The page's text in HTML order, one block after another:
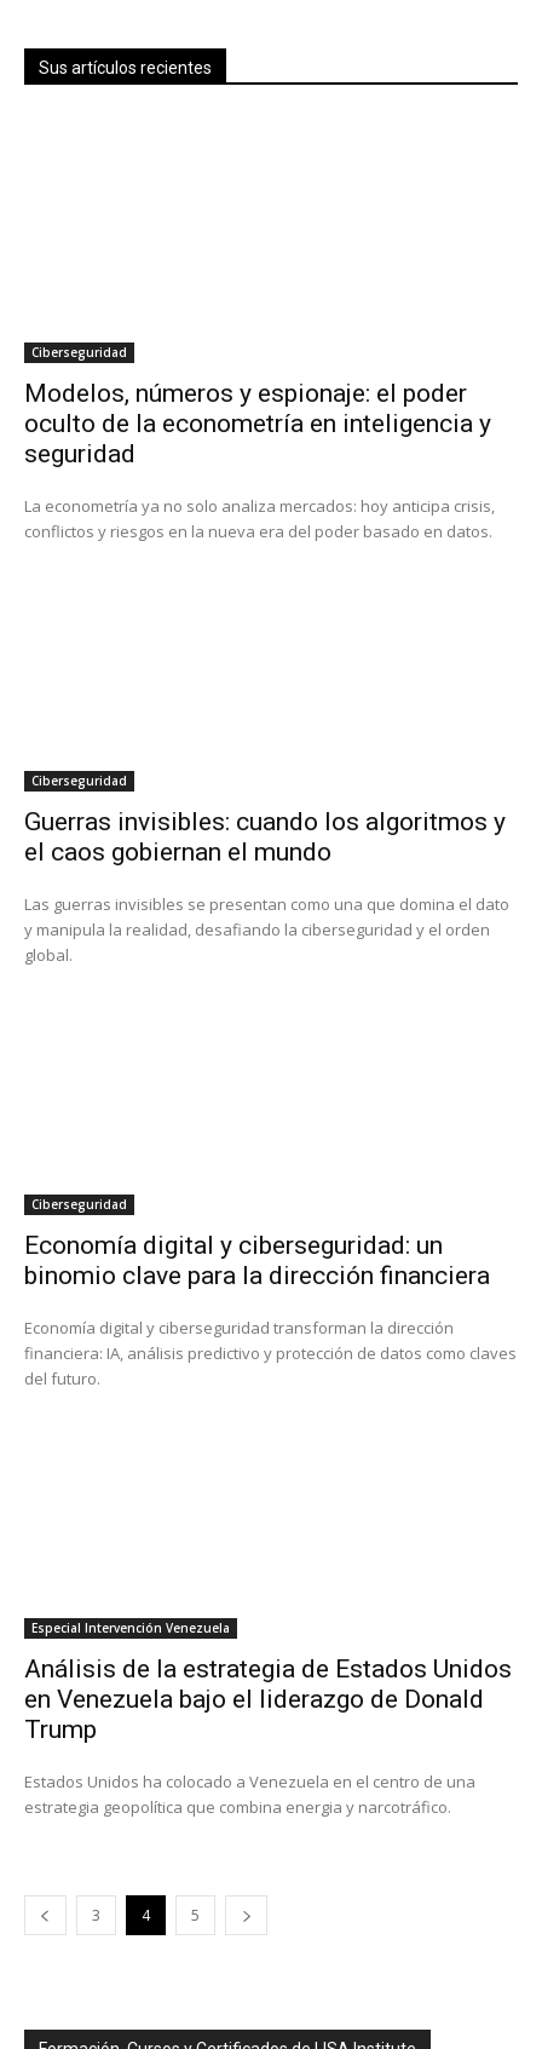
Sus artículos recientes
Ciberseguridad
Modelos, números y espionaje: el poder
oculto de la econometría en inteligencia y
seguridad
La econometría ya no solo analiza mercados: hoy anticipa crisis,
conflictos y riesgos en la nueva era del poder basado en datos.
Ciberseguridad
Guerras invisibles: cuando los algoritmos y
el caos gobiernan el mundo
Las guerras invisibles se presentan como una que domina el dato
y manipula la realidad, desafiando la ciberseguridad y el orden
global.
Ciberseguridad
Economía digital y ciberseguridad: un
binomio clave para la dirección financiera
Economía digital y ciberseguridad transforman la dirección
financiera: IA, análisis predictivo y protección de datos como claves
del futuro.
Especial Intervención Venezuela
Análisis de la estrategia de Estados Unidos
en Venezuela bajo el liderazgo de Donald
Trump
Estados Unidos ha colocado a Venezuela en el centro de una
estrategia geopolítica que combina energia y narcotráfico.
3 4 5